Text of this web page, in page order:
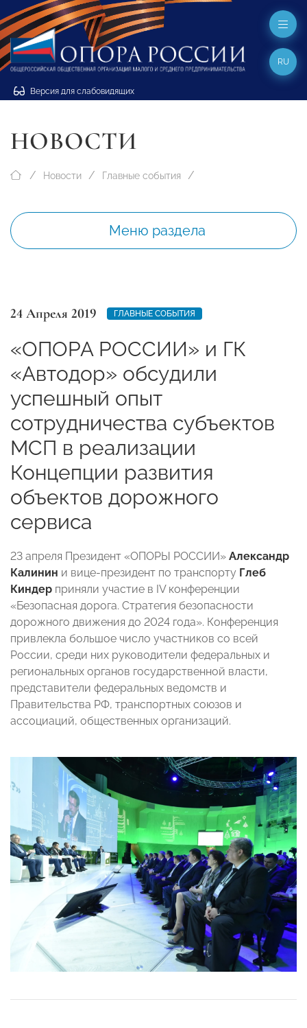
Версия для слабовидящих
RU
НОВОСТИ
Новости Главные события
Меню раздела
24 Апреля 2019 ГЛАВНЫЕ СОБЫТИЯ
«ОПОРА РОССИИ» и ГК
«Автодор» обсудили
успешный опыт
сотрудничества субъектов
МСП в реализации
Концепции развития
объектов дорожного
сервиса
23 апреля Президент «ОПОРЫ РОССИИ» Александр
Калинин и вице-президент по транспорту Глеб
Киндер приняли участие в IV конференции
«Безопасная дорога. Стратегия безопасности
дорожного движения до 2024 года». Конференция
привлекла большое число участников со всей
России, среди них руководители федеральных и
региональных органов государственной власти,
представители федеральных ведомств и
Правительства РФ, транспортных союзов и
ассоциаций, общественных организаций.